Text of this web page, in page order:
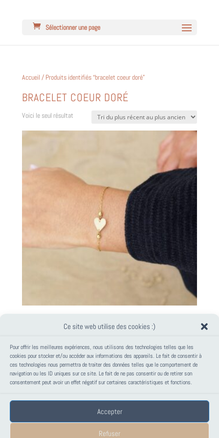
Ce site web utilise des cookies :)
Pour offrir les meilleures expériences, nous utilisons des technologies telles que les
cookies pour stocker et/ou accéder aux informations des appareils. Le fait de consentir à
ces technologies nous permettra de traiter des données telles que le comportement de
navigation ou les ID uniques sur ce site. Le fait de ne pas consentir ou de retirer son
consentement peut avoir un effet négatif sur certaines caractéristiques et fonctions.
Accepter
Refuser
Sélectionner une page
Accueil / Produits identifiés “bracelet coeur doré”
BRACELET COEUR DORÉ
Voici le seul résultat
PANIER
Votre panier est vide.
Conditions générales de vente – PAPANK